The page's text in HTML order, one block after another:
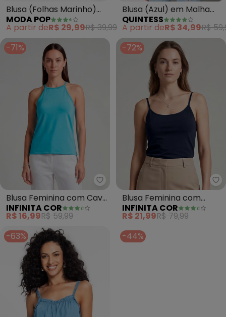
Blusa (Folhas Marinho)
com Gota no Decote
Frente
MODA POP
A partir deR$ 29,99R$ 39,99
Blusa (Azul) em Malha
Fria
QUINTESS
A partir deR$ 34,99R$
-71%
Infinita Cor - Blusa Feminina
Blusa Feminina com Cava
Americana (Azul)
INFINITA COR
R$ 16,99R$ 59,99
-72%
Blusa Feminina com
Decote em V (Azul)
INFINITA COR
R$ 21,99R$ 79,99
-63%
-44%